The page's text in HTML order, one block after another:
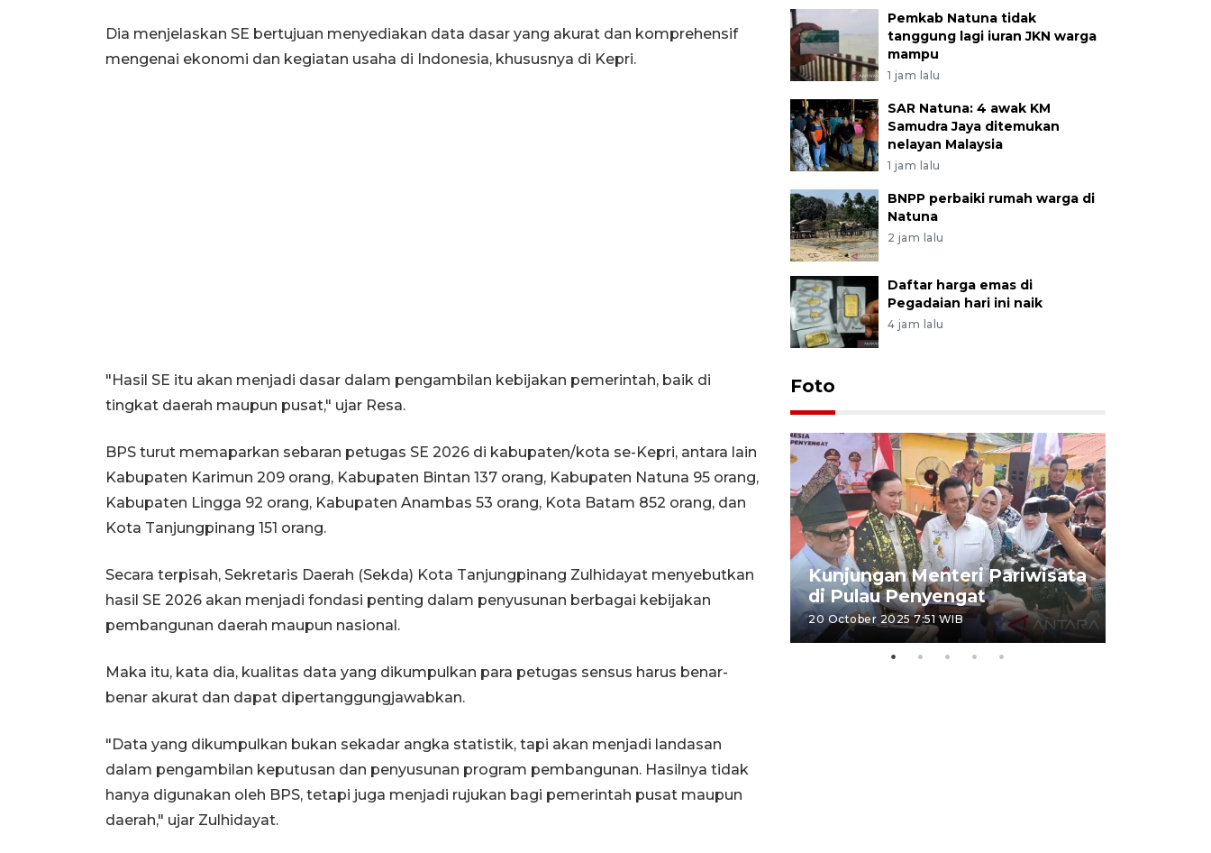
Dia menjelaskan SE bertujuan menyediakan data dasar yang akurat dan komprehensif
mengenai ekonomi dan kegiatan usaha di Indonesia, khususnya di Kepri.
"Hasil SE itu akan menjadi dasar dalam pengambilan kebijakan pemerintah, baik di
tingkat daerah maupun pusat," ujar Resa.
BPS turut memaparkan sebaran petugas SE 2026 di kabupaten/kota se-Kepri, antara lain
Kabupaten Karimun 209 orang, Kabupaten Bintan 137 orang, Kabupaten Natuna 95 orang,
Kabupaten Lingga 92 orang, Kabupaten Anambas 53 orang, Kota Batam 852 orang, dan
Kota Tanjungpinang 151 orang.
Secara terpisah, Sekretaris Daerah (Sekda) Kota Tanjungpinang Zulhidayat menyebutkan
hasil SE 2026 akan menjadi fondasi penting dalam penyusunan berbagai kebijakan
pembangunan daerah maupun nasional.
Maka itu, kata dia, kualitas data yang dikumpulkan para petugas sensus harus benar-
benar akurat dan dapat dipertanggungjawabkan.
"Data yang dikumpulkan bukan sekadar angka statistik, tapi akan menjadi landasan
dalam pengambilan keputusan dan penyusunan program pembangunan. Hasilnya tidak
hanya digunakan oleh BPS, tetapi juga menjadi rujukan bagi pemerintah pusat maupun
daerah," ujar Zulhidayat.
Pemkab Natuna tidak
tanggung lagi iuran JKN warga
mampu
1 jam lalu
SAR Natuna: 4 awak KM
Samudra Jaya ditemukan
nelayan Malaysia
1 jam lalu
BNPP perbaiki rumah warga di
Natuna
2 jam lalu
Daftar harga emas di
Pegadaian hari ini naik
4 jam lalu
Foto
Distribusi logistik pemilu
gunakan mobil jenazah
Kunjungan Menteri Pariwisata
di Pulau Penyengat
20 October 2025 7:51 WIB